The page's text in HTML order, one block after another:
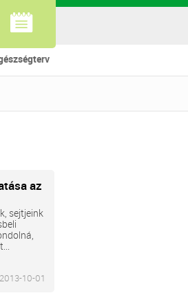
az
sejtjeink
2013-10-01